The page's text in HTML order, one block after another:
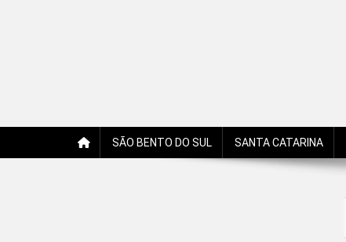
SÃO BENTO DO SUL SANTA CATARINA